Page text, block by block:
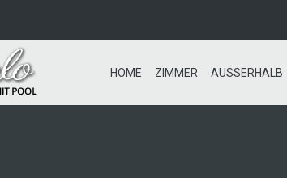
HOME ZIMMER AUSSERHALB